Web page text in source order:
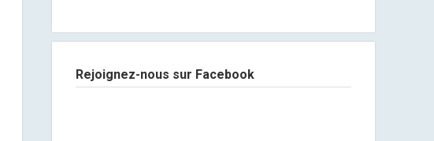
Rejoignez-nous sur Facebook